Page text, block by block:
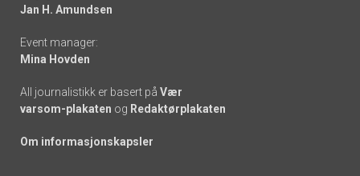
Jan H. Amundsen
Event manager:
Mina Hovden
All journalistikk er basert på Vær
varsom-plakaten og Redaktørplakaten
Om informasjonskapsler